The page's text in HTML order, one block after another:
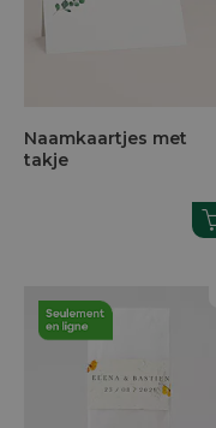
Naamkaartjes met
takje